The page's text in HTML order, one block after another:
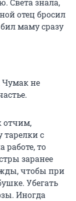
Света знала,
отец бросил
маму сразу
Чумак не
отчим,
тарелки с
работе, то
заранее
чтобы при
Убегать
Иногда